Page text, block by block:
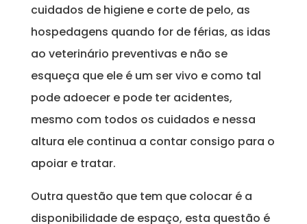
cuidados de higiene e corte de pelo, as
hospedagens quando for de férias, as idas
ao veterinário preventivas e não se
esqueça que ele é um ser vivo e como tal
pode adoecer e pode ter acidentes,
mesmo com todos os cuidados e nessa
altura ele continua a contar consigo para o
apoiar e tratar.
Outra questão que tem que colocar é a
disponibilidade de espaço, esta questão é